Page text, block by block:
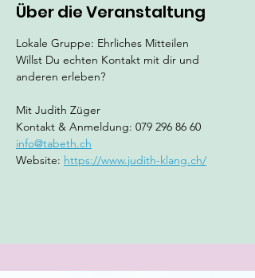
Über die Veranstaltung
Lokale Gruppe: Ehrliches Mitteilen
Willst Du echten Kontakt mit dir und
anderen erleben?
Mit Judith Züger
Kontakt & Anmeldung: 079 296 86 60
info@tabeth.ch
Website: https://www.judith-klang.ch/